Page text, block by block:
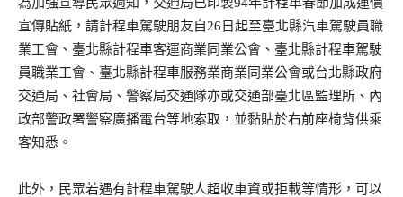
宣傳貼紙，請計程車駕駛朋友自26日起至臺北縣汽車駕駛員職
業工會、臺北縣計程車客運商業同業公會、臺北縣計程車駕駛
員職業工會、臺北縣計程車服務業商業同業公會或台北縣政府
交通局、社會局、警察局交通隊亦或交通部臺北區監理所、內
政部警政署警察廣播電台等地索取，並黏貼於右前座椅背供乘
客知悉。
此外，民眾若遇有計程車駕駛人超收車資或拒載等情形，可以